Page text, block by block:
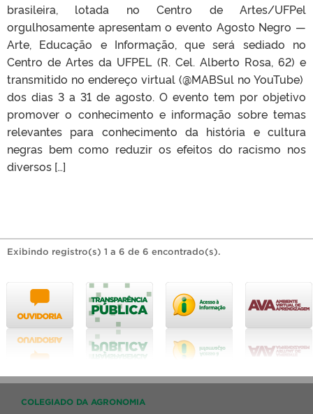
brasileira, lotada no Centro de Artes/UFPel
orgulhosamente apresentam o evento Agosto Negro —
Arte, Educação e Informação, que será sediado no
Centro de Artes da UFPEL (R. Cel. Alberto Rosa, 62) e
transmitido no endereço virtual (@MABSul no YouTube)
dos dias 3 a 31 de agosto. O evento tem por objetivo
promover o conhecimento e informação sobre temas
relevantes para conhecimento da história e cultura
negras bem como reduzir os efeitos do racismo nos
diversos […]
Exibindo registro(s) 1 a 6 de 6 encontrado(s).
COLEGIADO DA AGRONOMIA